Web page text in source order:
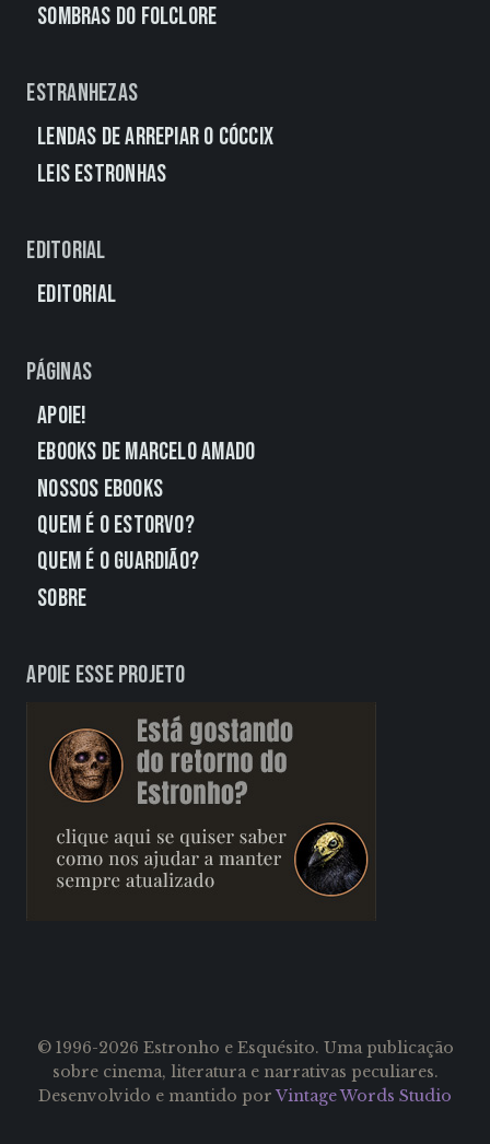
Sombras do Folclore
Estranhezas
Lendas de Arrepiar o Cóccix
Leis Estronhas
Editorial
Editorial
Páginas
Apoie!
eBooks de Marcelo Amado
Nossos eBooks
Quem É o Estorvo?
Quem É o Guardião?
Sobre
Apoie esse projeto
© 1996-2026 Estronho e Esquésito. Uma publicação
sobre cinema, literatura e narrativas peculiares.
Desenvolvido e mantido por Vintage Words Studio